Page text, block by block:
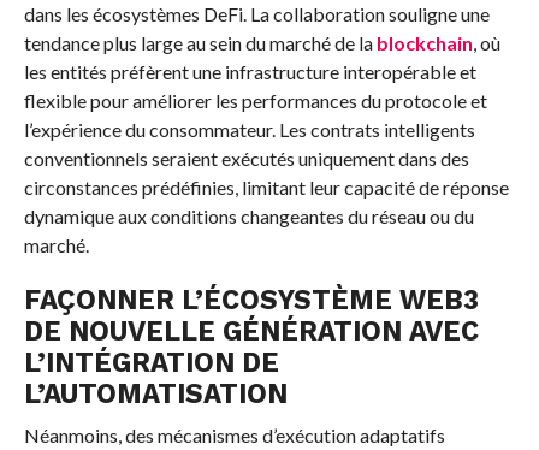
dans les écosystèmes DeFi. La collaboration souligne une
tendance plus large au sein du marché de la blockchain, où
les entités préfèrent une infrastructure interopérable et
flexible pour améliorer les performances du protocole et
l’expérience du consommateur. Les contrats intelligents
conventionnels seraient exécutés uniquement dans des
circonstances prédéfinies, limitant leur capacité de réponse
dynamique aux conditions changeantes du réseau ou du
marché.
FAÇONNER L’ÉCOSYSTÈME WEB3
DE NOUVELLE GÉNÉRATION AVEC
L’INTÉGRATION DE
L’AUTOMATISATION
Néanmoins, des mécanismes d’exécution adaptatifs